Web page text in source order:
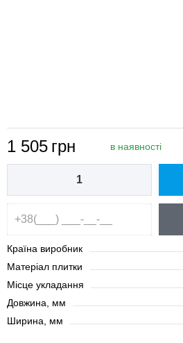
1 505 грн в наявності
Країна виробник
Матеріал плитки
Місце укладання
Довжина, мм
Ширина, мм